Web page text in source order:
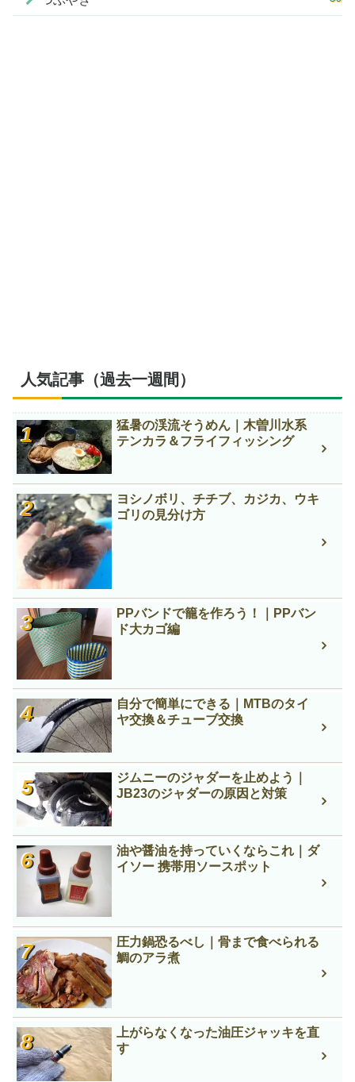
人気記事（過去一週間）
猛暑の渓流そうめん｜木曽川水系
テンカラ＆フライフィッシング
ヨシノボリ、チチブ、カジカ、ウキ
ゴリの見分け方
PPバンドで籠を作ろう！｜PPバン
ド大カゴ編
自分で簡単にできる｜MTBのタイ
ヤ交換＆チューブ交換
ジムニーのジャダーを止めよう｜
JB23のジャダーの原因と対策
油や醤油を持っていくならこれ｜ダ
イソー 携帯用ソースポット
圧力鍋恐るべし｜骨まで食べられる
鯛のアラ煮
上がらなくなった油圧ジャッキを直
す